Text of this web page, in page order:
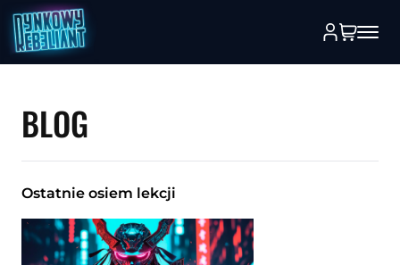
BLOG
Ostatnie osiem lekcji